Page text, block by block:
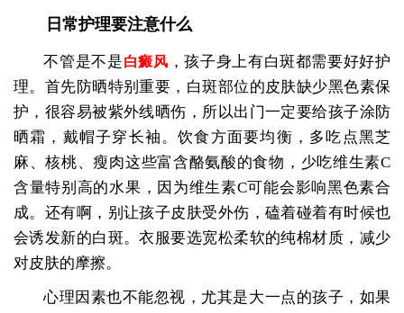
日常护理要注意什么
不管是不是白癜风 ，孩子身上有白斑都需要好好护
理。首先防晒特别重要，白斑部位的皮肤缺少黑色素保
护，很容易被紫外线晒伤，所以出门一定要给孩子涂防
晒霜，戴帽子穿长袖。饮食方面要均衡，多吃点黑芝
麻、核桃、瘦肉这些富含酪氨酸的食物，少吃维生素C
含量特别高的水果，因为维生素C可能会影响黑色素合
成。还有啊，别让孩子皮肤受外伤，磕着碰着有时候也
会诱发新的白斑。衣服要选宽松柔软的纯棉材质，减少
对皮肤的摩擦。
心理因素也不能忽视，尤其是大一点的孩子，如果